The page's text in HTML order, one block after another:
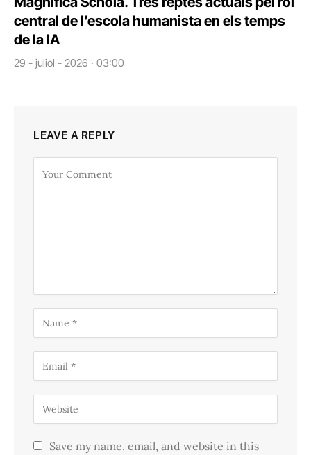
central de l’escola humanista en els temps
de la IA
29 - juliol - 2026 · 03:00
LEAVE A REPLY
Save my name, email, and website in this